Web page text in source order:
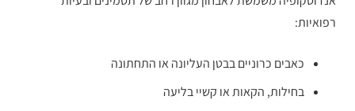
רפואיות:
כאבים כרוניים בבטן העליונה או התחתונה
בחילות, הקאות או קשיי בליעה